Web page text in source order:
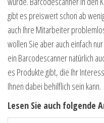
gibt es preiswert schon ab
auch Ihre Mitarbeiter
wollen Sie aber auch einfach
ein Barcodescanner natürlich
es Produkte gibt, die Ihr
Ihnen dabei behilflich sein kann.
Lesen Sie auch folgende